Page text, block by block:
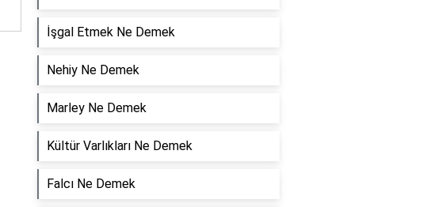
İşgal Etmek Ne Demek
Nehiy Ne Demek
Marley Ne Demek
Kültür Varlıkları Ne Demek
Falcı Ne Demek